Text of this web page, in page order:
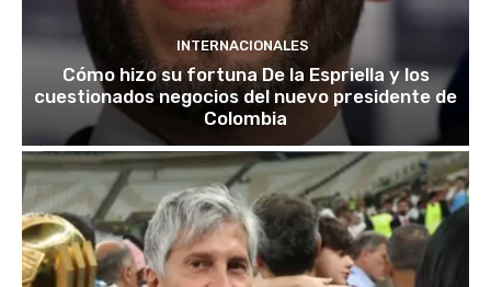
INTERNACIONALES
Cómo hizo su fortuna De la Espriella y los
cuestionados negocios del nuevo presidente de
Colombia